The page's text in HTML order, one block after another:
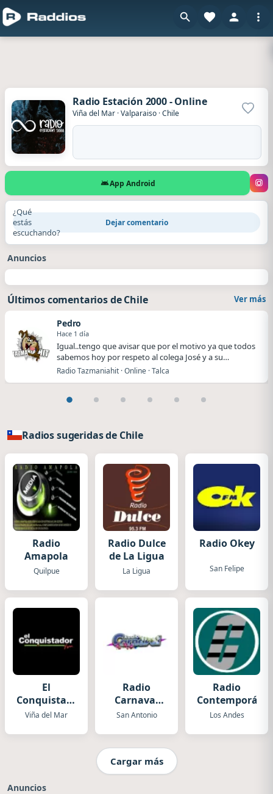
Radio Estación 2000 - Online
Viña del Mar ·Valparaiso ·Chile
App Android
¿Qué
estás
escuchando?
Dejar comentario
Anuncios
Últimos comentarios de Chile Ver más
Pedro
Hace 1 día
Igual..tengo que avisar que por el motivo ya que todos
sabemos hoy por respeto al colega José y a su…
Radio Tazmaniahit · Online · Talca
Radios sugeridas de Chile
Radio
Amapola
Quilpue
Radio Dulce
de La Ligua
La Ligua
Radio Okey
San Felipe
El
Conquistador
Viña del
Viña del Mar
Radio
Carnaval
San
San Antonio
Radio
Los Andes
Cargar más
Anuncios